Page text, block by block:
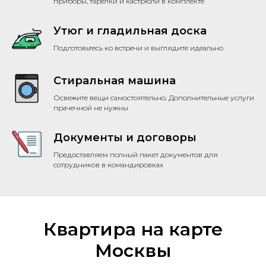
Утюг и гладильная доска
Подготовьтесь ко встречи и выглядите идеально
Стиральная машина
Освежите вещи самостоятельно. Дополнительные услуги
прачечной не нужны
Документы и договоры
Предоставляем полный пакет документов для
сотрудников в командировках
Квартира на карте
Москвы